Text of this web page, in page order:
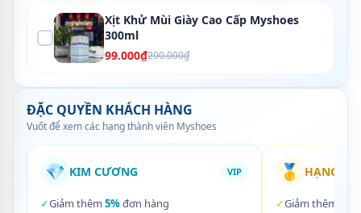
Xịt Khử Mùi Giày Cao Cấp Myshoes
300ml
99.000₫200.000₫
ĐẶC QUYỀN KHÁCH HÀNG
Vuốt để xem các hạng thành viên Myshoes
💎 KIM CƯƠNG VIP
✓Giảm thêm 5%đơn hàng
🥇 HẠNG
✓Giảm thêm